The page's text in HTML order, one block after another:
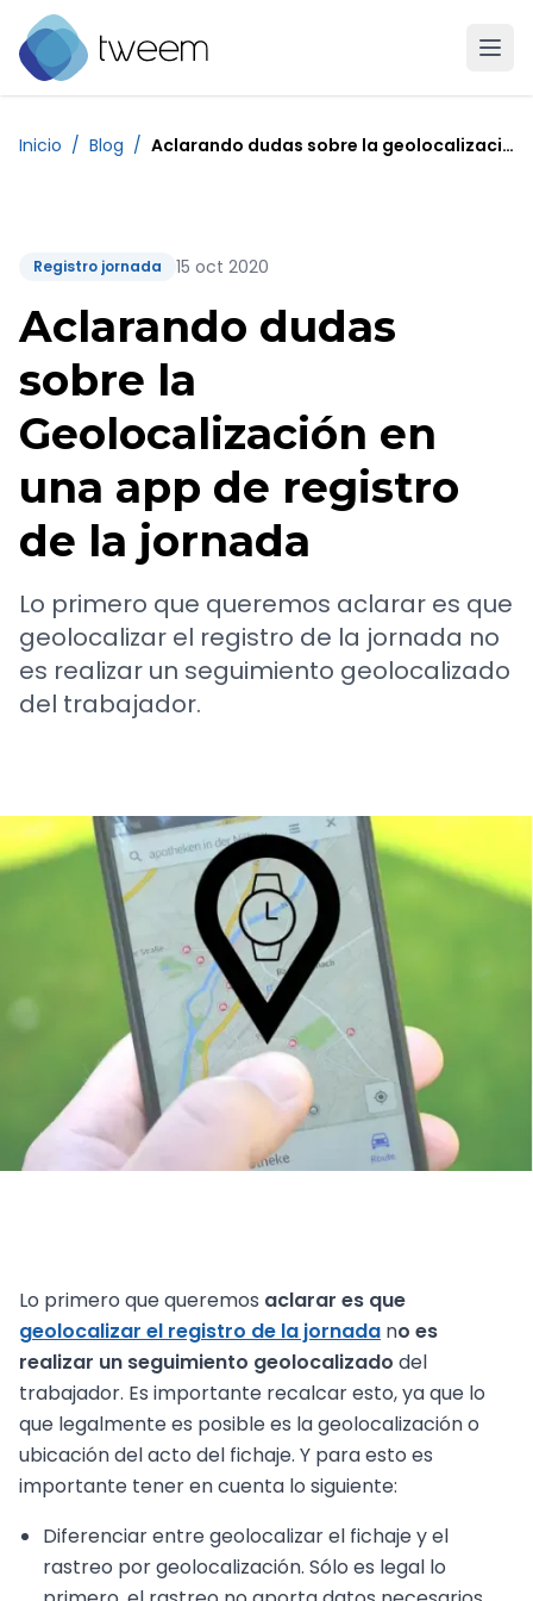
Ir a la página de inicio de Tweem
Inicio / Blog / Aclarando dudas sobre la geolocalizacion en una app de registro de la jornada
Registro jornada 15 oct 2020
Aclarando dudas
sobre la
Geolocalización en
una app de registro
de la jornada
Lo primero que queremos aclarar es que
geolocalizar el registro de la jornada no
es realizar un seguimiento geolocalizado
del trabajador.
Lo primero que queremos aclarar es que
geolocalizar el registro de la jornada no es
realizar un seguimiento geolocalizado del
trabajador. Es importante recalcar esto, ya que lo
que legalmente es posible es la geolocalización o
ubicación del acto del fichaje. Y para esto es
importante tener en cuenta lo siguiente:
Diferenciar entre geolocalizar el fichaje y el
rastreo por geolocalización. Sólo es legal lo